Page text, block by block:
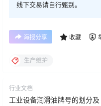
线下交易请自行甄别。
海报分享 收藏
生产维护
行业文档
工业设备润滑油牌号的划分及